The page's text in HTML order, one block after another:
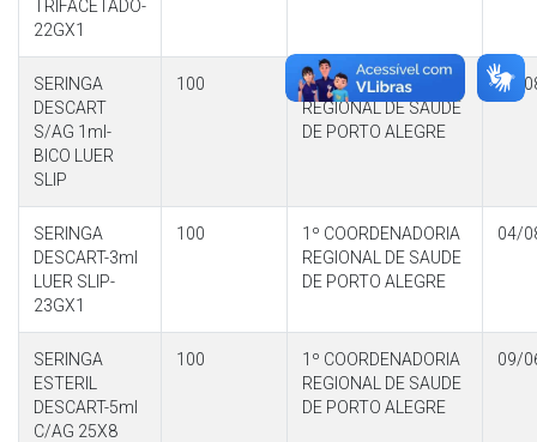
TRIFACETADO-
22GX1
SERINGA
DESCART
S/AG 1ml-
BICO LUER
SLIP
100
1º COORDENADORIA
REGIONAL DE SAUDE
DE PORTO ALEGRE
04/
SERINGA
DESCART-3ml
LUER SLIP-
23GX1
100
1º COORDENADORIA
REGIONAL DE SAUDE
DE PORTO ALEGRE
04/
SERINGA
ESTERIL
DESCART-5ml
C/AG 25X8
100
1º COORDENADORIA
REGIONAL DE SAUDE
DE PORTO ALEGRE
09/